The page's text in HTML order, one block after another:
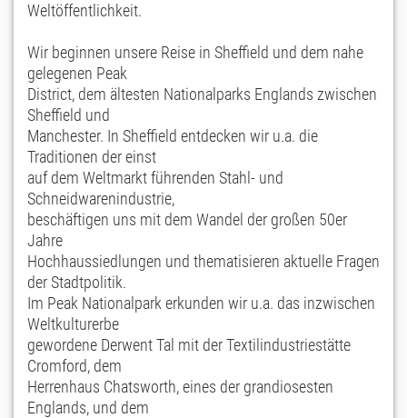
Weltöffentlichkeit.
Wir beginnen unsere Reise in Sheffield und dem nahe
gelegenen Peak
District, dem ältesten Nationalparks Englands zwischen
Sheffield und
Manchester. In Sheffield entdecken wir u.a. die
Traditionen der einst
auf dem Weltmarkt führenden Stahl- und
Schneidwarenindustrie,
beschäftigen uns mit dem Wandel der großen 50er
Jahre
Hochhaussiedlungen und thematisieren aktuelle Fragen
der Stadtpolitik.
Im Peak Nationalpark erkunden wir u.a. das inzwischen
Weltkulturerbe
gewordene Derwent Tal mit der Textilindustriestätte
Cromford, dem
Herrenhaus Chatsworth, eines der grandiosesten
Englands, und dem